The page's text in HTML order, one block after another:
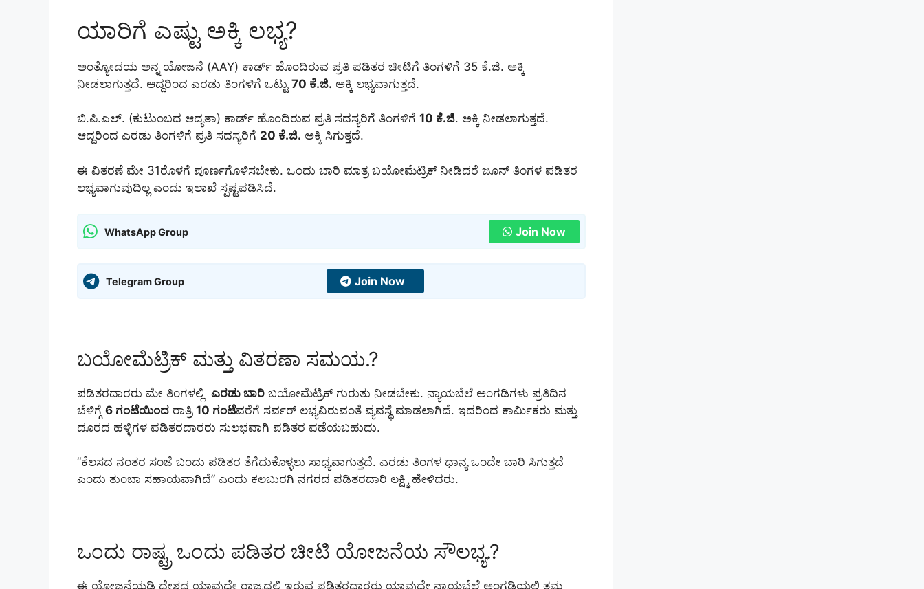
ಯಾರಿಗೆ ಎಷ್ಟು ಅಕ್ಕಿ ಲಭ್ಯ?
ಅಂತ್ಯೋದಯ ಅನ್ನ ಯೋಜನೆ (AAY) ಕಾರ್ಡ್ ಹೊಂದಿರುವ ಪ್ರತಿ ಪಡಿತರ ಚೀಟಿಗೆ ತಿಂಗಳಿಗೆ 35 ಕೆ.ಜಿ. ಅಕ್ಕಿ
ನೀಡಲಾಗುತ್ತದೆ. ಆದ್ದರಿಂದ ಎರಡು ತಿಂಗಳಿಗೆ ಒಟ್ಟು 70 ಕೆ.ಜಿ. ಅಕ್ಕಿ ಲಭ್ಯವಾಗುತ್ತದೆ.
ಬಿ.ಪಿ.ಎಲ್. (ಕುಟುಂಬದ ಆದ್ಯತಾ) ಕಾರ್ಡ್ ಹೊಂದಿರುವ ಪ್ರತಿ ಸದಸ್ಯರಿಗೆ ತಿಂಗಳಿಗೆ 10 ಕೆ.ಜಿ. ಅಕ್ಕಿ ನೀಡಲಾಗುತ್ತದೆ.
ಆದ್ದರಿಂದ ಎರಡು ತಿಂಗಳಿಗೆ ಪ್ರತಿ ಸದಸ್ಯರಿಗೆ 20 ಕೆ.ಜಿ. ಅಕ್ಕಿ ಸಿಗುತ್ತದೆ.
ಈ ವಿತರಣೆ ಮೇ 31ರೊಳಗೆ ಪೂರ್ಣಗೊಳಿಸಬೇಕು. ಒಂದು ಬಾರಿ ಮಾತ್ರ ಬಯೋಮೆಟ್ರಿಕ್ ನೀಡಿದರೆ ಜೂನ್ ತಿಂಗಳ ಪಡಿತರ
ಲಭ್ಯವಾಗುವುದಿಲ್ಲ ಎಂದು ಇಲಾಖೆ ಸ್ಪಷ್ಟಪಡಿಸಿದೆ.
WhatsApp Group Join Now
Telegram Group Join Now
ಬಯೋಮೆಟ್ರಿಕ್ ಮತ್ತು ವಿತರಣಾ ಸಮಯ.?
ಪಡಿತರದಾರರು ಮೇ ತಿಂಗಳಲ್ಲಿ ಎರಡು ಬಾರಿ ಬಯೋಮೆಟ್ರಿಕ್ ಗುರುತು ನೀಡಬೇಕು. ನ್ಯಾಯಬೆಲೆ ಅಂಗಡಿಗಳು ಪ್ರತಿದಿನ
ಬೆಳಿಗ್ಗೆ 6 ಗಂಟೆಯಿಂದ ರಾತ್ರಿ 10 ಗಂಟೆವರೆಗೆ ಸರ್ವರ್ ಲಭ್ಯವಿರುವಂತೆ ವ್ಯವಸ್ಥೆ ಮಾಡಲಾಗಿದೆ. ಇದರಿಂದ ಕಾರ್ಮಿಕರು ಮತ್ತು
ದೂರದ ಹಳ್ಳಿಗಳ ಪಡಿತರದಾರರು ಸುಲಭವಾಗಿ ಪಡಿತರ ಪಡೆಯಬಹುದು.
“ಕೆಲಸದ ನಂತರ ಸಂಜೆ ಬಂದು ಪಡಿತರ ತೆಗೆದುಕೊಳ್ಳಲು ಸಾಧ್ಯವಾಗುತ್ತದೆ. ಎರಡು ತಿಂಗಳ ಧಾನ್ಯ ಒಂದೇ ಬಾರಿ ಸಿಗುತ್ತದೆ
ಎಂದು ತುಂಬಾ ಸಹಾಯವಾಗಿದೆ” ಎಂದು ಕಲಬುರಗಿ ನಗರದ ಪಡಿತರದಾರಿ ಲಕ್ಷ್ಮಿ ಹೇಳಿದರು.
ಒಂದು ರಾಷ್ಟ್ರ ಒಂದು ಪಡಿತರ ಚೀಟಿ ಯೋಜನೆಯ ಸೌಲಭ್ಯ.?
ಈ ಯೋಜನೆಯಡಿ ದೇಶದ ಯಾವುದೇ ರಾಜ್ಯದಲ್ಲಿ ಇರುವ ಪಡಿತರದಾರರು ಯಾವುದೇ ನ್ಯಾಯಬೆಲೆ ಅಂಗಡಿಯಲ್ಲಿ ತಮ್ಮ